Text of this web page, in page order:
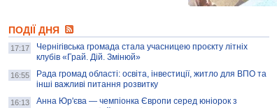
колекцію про війну, емоції та тварин
AB InBev Efes Україна підтримала
навчальний проєкт "Молодіжна бізнес-
школа", спрямований на розвиток
підприємництва у Чернігівській області
ПОДІЇ ДНЯ
17:17
Чернігівська громада стала учасницею проєкту літніх
клубів «Грай. Дій. Змінюй»
16:55
Рада громад області: освіта, інвестиції, житло для ВПО та
інші важливі питання розвитку
16:13
Анна Юр'єва — чемпіонка Європи серед юніорок з